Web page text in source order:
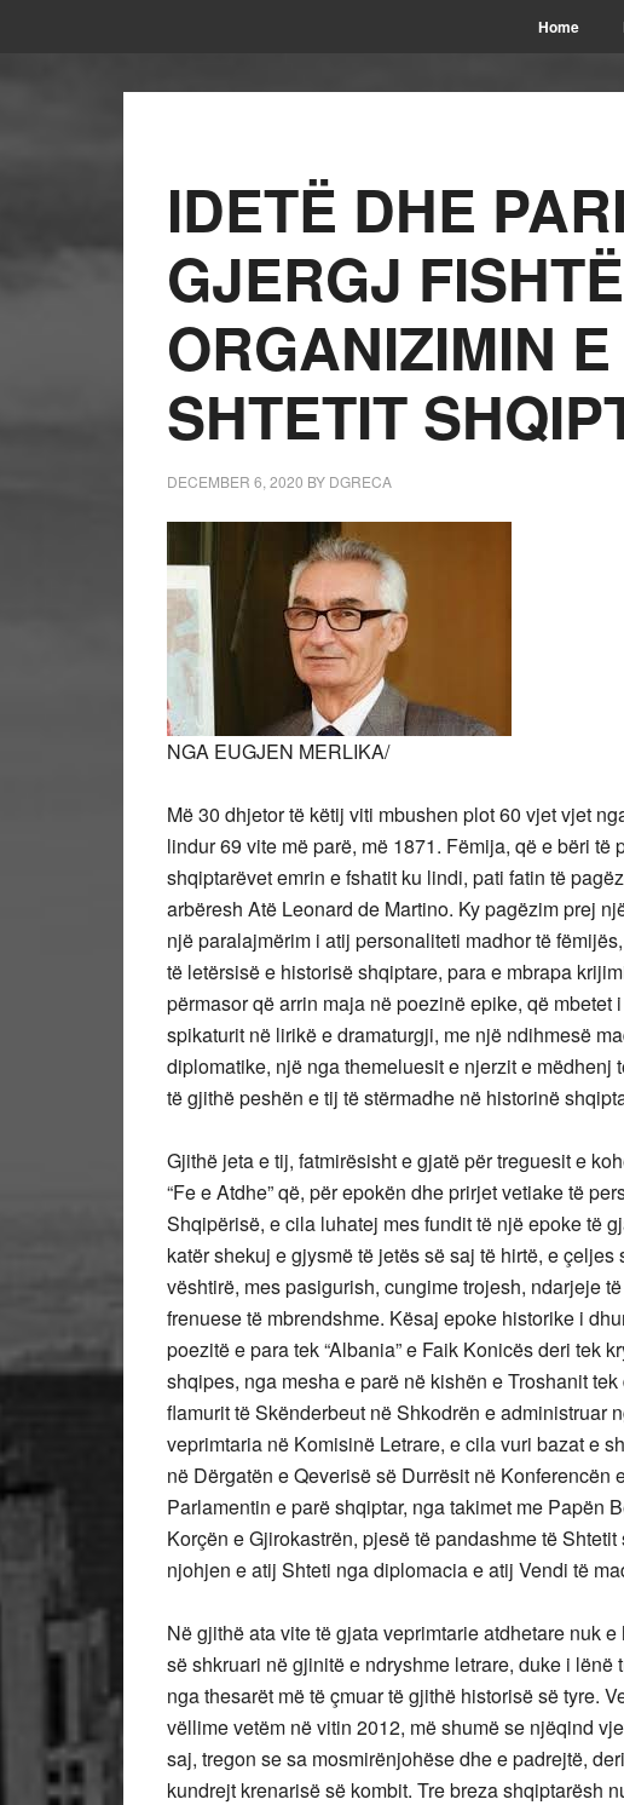
Home
IDETË DHE
GJERGJ
ORGANIZIMIN
SHTETIT
DECEMBER 6, 2020 BY DGRECA
NGA EUGJEN MERLIKA/
Më 30 dhjetor të këtij viti mbushen plot 60 vjet vjet
lindur 69 vite më parë, më 1871. Fëmija, që e bëri
shqiptarëvet emrin e fshatit ku lindi, pati fatin të
arbëresh Atë Leonard de Martino. Ky pagëzim prej
një paralajmërim i atij personaliteti madhor të
të letërsisë e historisë shqiptare, para e mbrapa
përmasor që arrin maja në poezinë epike, që mbetet
spikaturit në lirikë e dramaturgji, me një ndihmesë
diplomatike, një nga themeluesit e njerzit e mëdhenj
të gjithë peshën e tij të stërmadhe në historinë
Gjithë jeta e tij, fatmirësisht e gjatë për treguesit e
“Fe e Atdhe” që, për epokën dhe prirjet vetiake të
Shqipërisë, e cila luhatej mes fundit të një epoke të
katër shekuj e gjysmë të jetës së saj të hirtë, e
vështirë, mes pasigurish, cungime trojesh, ndarjeje
frenuese të mbrendshme. Kësaj epoke historike i
poezitë e para tek “Albania” e Faik Konicës deri tek
shqipes, nga mesha e parë në kishën e Troshanit
flamurit të Skënderbeut në Shkodrën e administruar
veprimtaria në Komisinë Letrare, e cila vuri bazat e
në Dërgatën e Qeverisë së Durrësit në
Parlamentin e parë shqiptar, nga takimet me Papën
Korçën e Gjirokastrën, pjesë të pandashme të
njohjen e atij Shteti nga diplomacia e atij Vendi të
Në gjithë ata vite të gjata veprimtarie atdhetare nuk
së shkruari në gjinitë e ndryshme letrare, duke i
nga thesarët më të çmuar të gjithë historisë së tyre.
vëllime vetëm në vitin 2012, më shumë se njëqind
saj, tregon se sa mosmirënjohëse dhe e padrejtë,
kundrejt krenarisë së kombit. Tre breza shqiptarësh